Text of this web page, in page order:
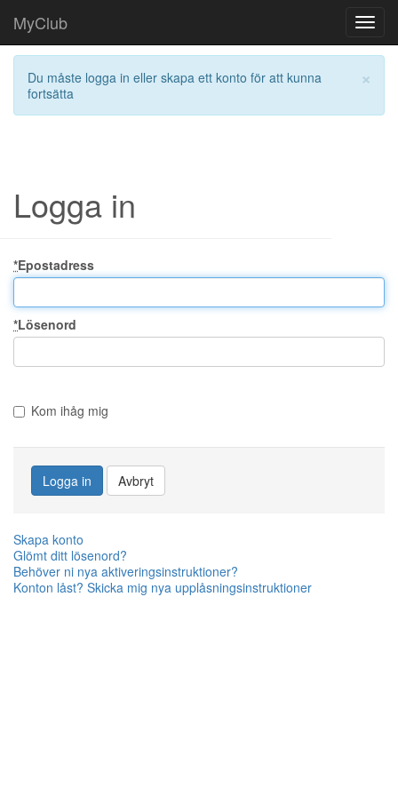
MyClub
×
Du måste logga in eller skapa ett konto för att kunna
fortsätta
Logga in
*Epostadress
*Lösenord
Kom ihåg mig
Logga in Avbryt
Skapa konto
Glömt ditt lösenord?
Behöver ni nya aktiveringsinstruktioner?
Konton låst? Skicka mig nya upplåsningsinstruktioner